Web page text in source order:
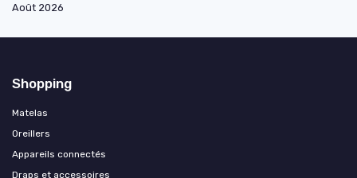
Août 2026
Shopping
Matelas
Oreillers
Appareils connectés
Draps et accessoires